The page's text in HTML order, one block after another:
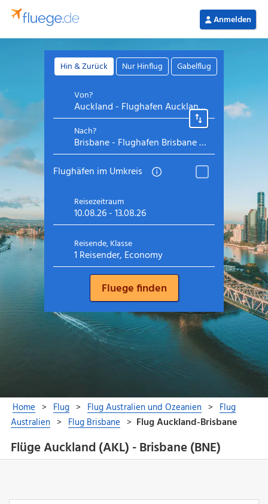
Flüge Auckland (AKL) - Brisbane (BNE)